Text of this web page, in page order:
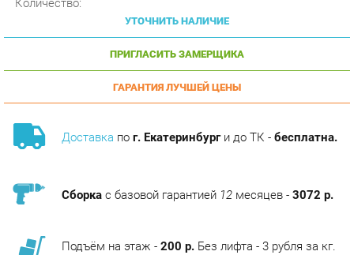
ПРИГЛАСИТЬ ЗАМЕРЩИКА
ГАРАНТИЯ ЛУЧШЕЙ ЦЕНЫ
Доставкапог. Екатеринбурги до ТК -бесплатна.